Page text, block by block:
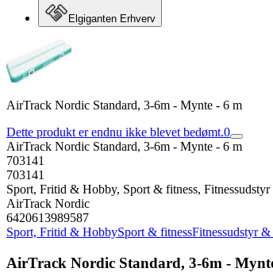
Elgiganten Erhverv
AirTrack Nordic Standard, 3-6m - Mynte - 6 m
Dette produkt er endnu ikke blevet bedømt.0
AirTrack Nordic Standard, 3-6m - Mynte - 6 m
703141
703141
Sport, Fritid & Hobby, Sport & fitness,
AirTrack Nordic
6420613989587
Sport, Fritid & HobbySport & fitnessFitnessudstyr
AirTrack Nordic Standard, 3-6m -